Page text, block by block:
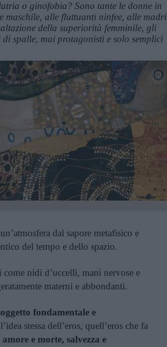
o ginofobia? Sono tante le donne in
maschile, alle fluttuanti ninfee, alle madri
della superiorità femminile, gli
spalle, mai protagonisti e solo semplici
dal sapore metafisico e
del tempo e dello spazio.
nidi d’uccelli, mani nervose e
materni e abbondanti.
fondamentale e
stessa dell’eros, quell’eros che fa
e morte, salvezza e